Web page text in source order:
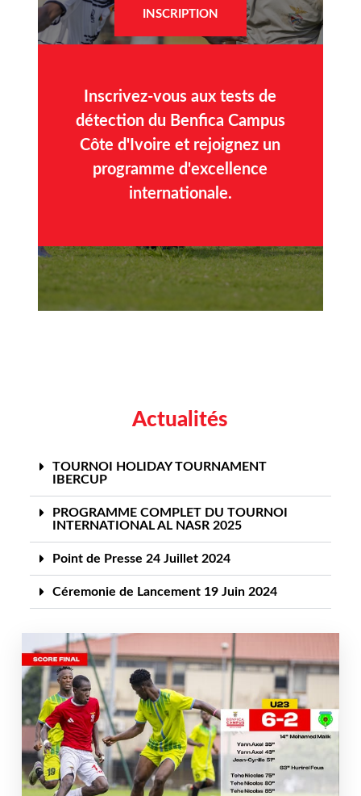
INSCRIPTION
Inscrivez-vous aux tests de
détection du Benfica Campus
Côte d'Ivoire et rejoignez un
programme d'excellence
internationale.
Actualités
TOURNOI HOLIDAY TOURNAMENT
IBERCUP
PROGRAMME COMPLET DU TOURNOI
INTERNATIONAL AL NASR 2025
Point de Presse 24 Juillet 2024
Céremonie de Lancement 19 Juin 2024